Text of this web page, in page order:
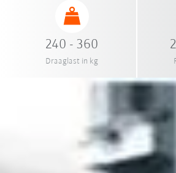
240 - 360
Draaglast in kg